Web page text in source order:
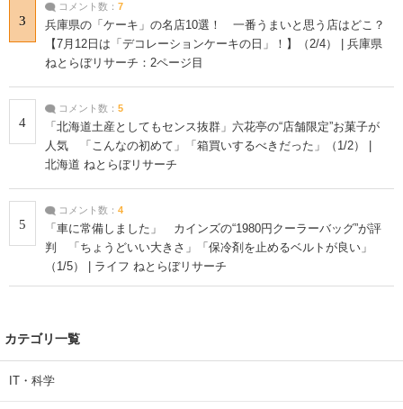
3
コメント数： 7
兵庫県の「ケーキ」の名店10選！ 一番うまいと思う店はどこ？
【7月12日は「デコレーションケーキの日」！】（2/4） | 兵庫県
ねとらぼリサーチ：2ページ目
4
コメント数： 5
「北海道土産としてもセンス抜群」六花亭の“店舗限定”お菓子が
人気 「こんなの初めて」「箱買いするべきだった」（1/2） |
北海道 ねとらぼリサーチ
5
コメント数： 4
「車に常備しました」 カインズの“1980円クーラーバッグ”が評
判 「ちょうどいい大きさ」「保冷剤を止めるベルトが良い」
（1/5） | ライフ ねとらぼリサーチ
カテゴリ一覧
IT・科学